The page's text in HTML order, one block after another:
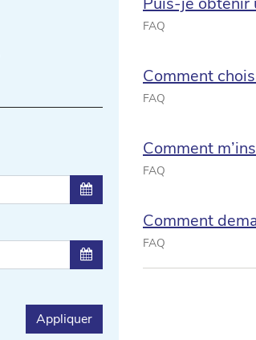
Sélectionner une date ...
Sélectionner une date ...
Appliquer
FAQ
Comment
FAQ
Comment
FAQ
Comment
FAQ